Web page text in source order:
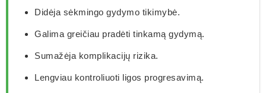
Didėja sėkmingo gydymo tikimybė.
Galima greičiau pradėti tinkamą gydymą.
Sumažėja komplikacijų rizika.
Lengviau kontroliuoti ligos progresavimą.